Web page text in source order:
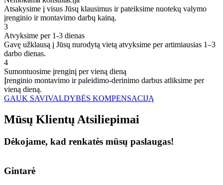
Atsakysime į visus Jūsų klausimus ir pateiksime nuotekų valymo
įrenginio ir montavimo darbų kainą.
3
Atvyksime per 1-3 dienas
Gavę užklausą į Jūsų nurodytą vietą atvyksime per artimiausias 1–3
darbo dienas.
4
Sumontuosime įrenginį per vieną dieną
Įrenginio montavimo ir paleidimo-derinimo darbus atliksime per
vieną dieną.
GAUK SAVIVALDYBĖS KOMPENSACIJĄ
Mūsų Klientų Atsiliepimai
Dėkojame, kad renkatės mūsų paslaugas!
Gintarė